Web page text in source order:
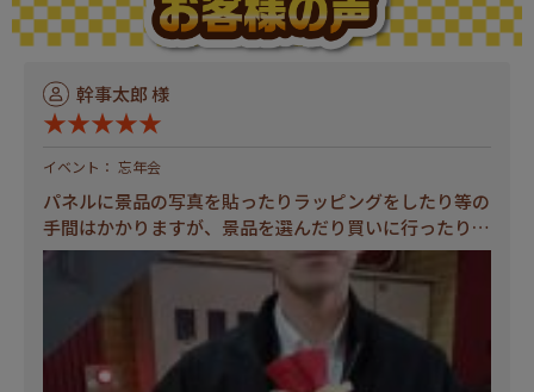
幹事太郎 様
★★★★★
イベント： 忘年会
パネルに景品の写真を貼ったりラッピングをしたり等の
手間はかかりますが、景品を選んだり買いに行ったりす
る手間が省けて助かりました。景品は大好評でビンゴ大
会が盛り上がりました。